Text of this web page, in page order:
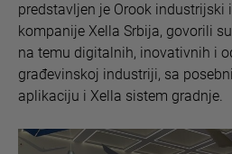
predstavljen je Orook industrijski
kompanije Xella Srbija, govorili
na temu digitalnih, inovativnih i
građevinskoj industriji, sa
aplikaciju i Xella sistem gradnje.